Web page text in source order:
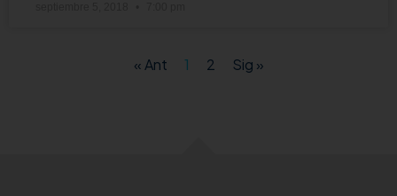
« Ant 1 2 Sig »